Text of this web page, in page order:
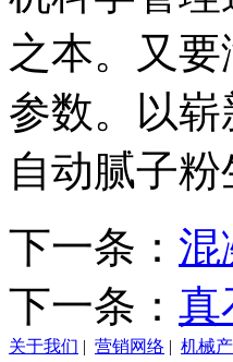
之本。又
参数。以
自动腻子
下一条： 混
下一条： 真
关于我们 | 营销网络 | 机械